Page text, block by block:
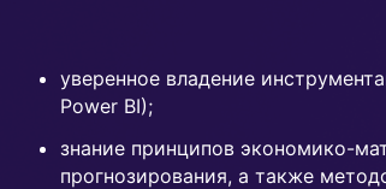
уверенное владение
Power BI);
знание принципов экономико-
прогнозирования, а также